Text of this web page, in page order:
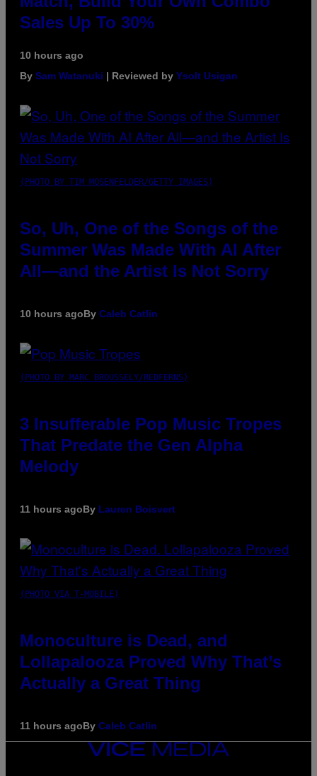
Sales Up To 30%
10 hours ago
By Sam Watanuki | Reviewed by Ysolt Usigan
(PHOTO BY TIM MOSENFELDER/GETTY IMAGES)
So, Uh, One of the Songs of the
Summer Was Made With AI After
All—and the Artist Is Not Sorry
10 hours agoBy Caleb Catlin
(PHOTO BY MARC BROUSSELY/REDFERNS)
3 Insufferable Pop Music Tropes
That Predate the Gen Alpha
Melody
11 hours agoBy Lauren Boisvert
(PHOTO VIA T-MOBILE)
Monoculture is Dead, and
Lollapalooza Proved Why That’s
Actually a Great Thing
11 hours agoBy Caleb Catlin
VICE
MEDIA